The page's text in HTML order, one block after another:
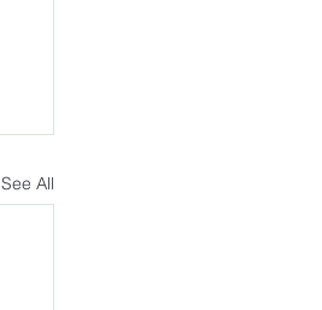
See All